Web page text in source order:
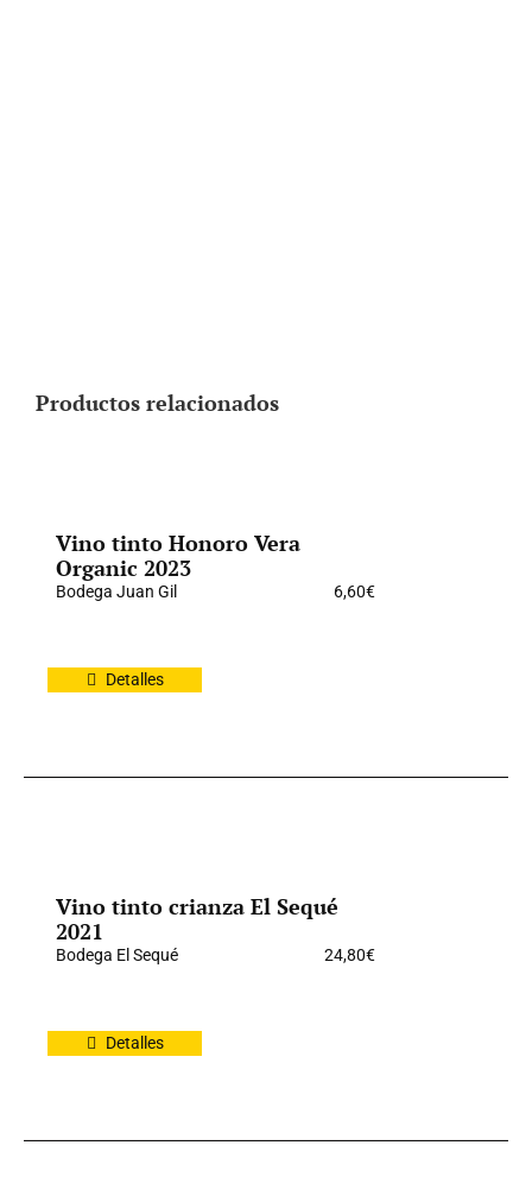
Productos relacionados
Vino tinto Honoro Vera
Organic 2023
Bodega Juan Gil 6,60€
Detalles
Vino tinto crianza El Sequé
2021
Bodega El Sequé 24,80€
Detalles